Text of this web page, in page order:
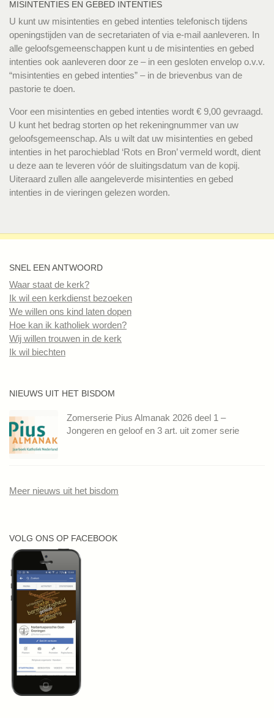
MISINTENTIES EN GEBED INTENTIES
U kunt uw misintenties en gebed intenties telefonisch tijdens
openingstijden van de secretariaten of via e-mail aanleveren. In
alle geloofsgemeenschappen kunt u de misintenties en gebed
intenties ook aanleveren door ze – in een gesloten envelop o.v.v.
“misintenties en gebed intenties” – in de brievenbus van de
pastorie te doen.
Voor een misintenties en gebed intenties wordt € 9,00 gevraagd.
U kunt het bedrag storten op het rekeningnummer van uw
geloofsgemeenschap. Als u wilt dat uw misintenties en gebed
intenties in het parochieblad ‘Rots en Bron’ vermeld wordt, dient
u deze aan te leveren vóór de sluitingsdatum van de kopij.
Uiteraard zullen alle aangeleverde misintenties en gebed
intenties in de vieringen gelezen worden.
SNEL EEN ANTWOORD
Waar staat de kerk?
Ik wil een kerkdienst bezoeken
We willen ons kind laten dopen
Hoe kan ik katholiek worden?
Wij willen trouwen in de kerk
Ik wil biechten
NIEUWS UIT HET BISDOM
Zomerserie Pius Almanak 2026 deel 1 –
Jongeren en geloof en 3 art. uit zomer serie
Meer nieuws uit het bisdom
VOLG ONS OP FACEBOOK